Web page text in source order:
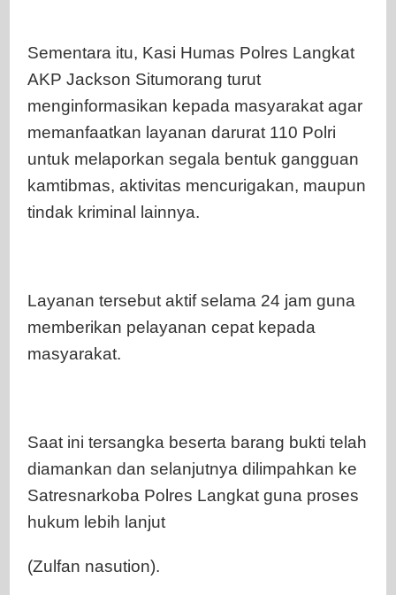
Sementara itu, Kasi Humas Polres Langkat
AKP Jackson Situmorang turut
menginformasikan kepada masyarakat agar
memanfaatkan layanan darurat 110 Polri
untuk melaporkan segala bentuk gangguan
kamtibmas, aktivitas mencurigakan, maupun
tindak kriminal lainnya.
Layanan tersebut aktif selama 24 jam guna
memberikan pelayanan cepat kepada
masyarakat.
Saat ini tersangka beserta barang bukti telah
diamankan dan selanjutnya dilimpahkan ke
Satresnarkoba Polres Langkat guna proses
hukum lebih lanjut
(Zulfan nasution).